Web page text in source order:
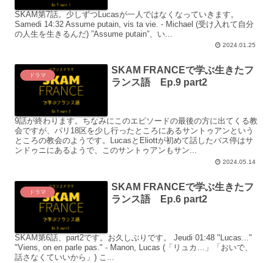
SKAM第7話。少しずつLucasが一人ではなくなっていきます。
Samedi 14:32 Assume putain, vis ta vie. - Michael (受け入れて自分
の人生を生きるんだ) ”Assume putain”、い...
2024.01.25
ドラマ
SKAM FRANCEで学ぶ生きたフ
ランス語 Ep.9 part2
9話が終わります。ちなみにこのエピソードの最後の方に出てくる教
会ですが、パリ18区を少し行ったところにあるサントゥアンという
ところの教会のようです。LucasとEliottが初めて話したバス停はサ
ンドゥニにあるようで、このサントゥアンもサン...
2024.05.14
ドラマ
SKAM FRANCEで学ぶ生きたフ
ランス語 Ep.6 part2
SKAM第6話、part2です。お久しぶりです。 Jeudi 01:48 "Lucas..."
"Viens, on en parle pas." - Manon, Lucas (「リュカ…」「おいで、
話さなくていいから」) こ...